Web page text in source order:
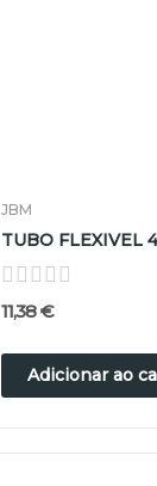
JBM
11,38 €
Adicionar ao